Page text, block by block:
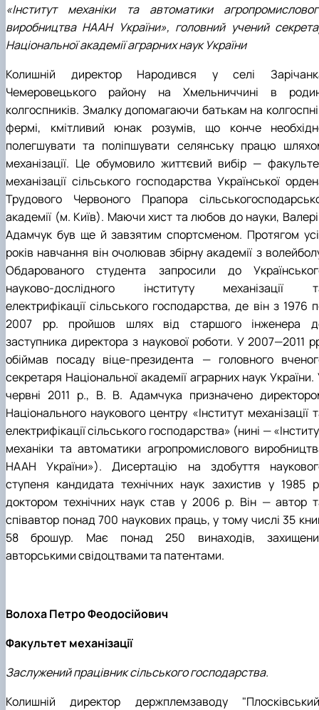
«Інститут механіки та автоматики
виробництва НААН України», головний учений
Національної академії аграрних наук України
Колишній директор Народився у селі
Чемеровецького району на Хмельниччині в
колгоспників. Змалку допомагаючи батькам на
фермі, кмітливий юнак розумів, що конче
полегшувати та поліпшувати селянську працю
механізації. Це обумовило життєвий вибір —
механізації сільського господарства Української
Трудового Червоного Прапора
академії (м. Київ). Маючи хист та любов до науки,
Адамчук був ще й завзятим спортсменом. Протягом
років навчання він очолював збірну академії з
Обдарованого студента запросили до
науково-дослідного інституту механізації
електрифікації сільського господарства, де він з 1976
2007 рр. пройшов шлях від старшого інженера
заступника директора з наукової роботи. У 2007—2011
обіймав посаду віце-президента — головного
секретаря Національної академії аграрних наук України.
червні 2011 р., В. В. Адамчука призначено
Національного наукового центру «Інститут механізації
електрифікації сільського господарства» (нині —
механіки та автоматики агропромислового
НААН України»). Дисертацію на здобуття
ступеня кандидата технічних наук захистив у 1985
доктором технічних наук став у 2006 р. Він — автор
співавтор понад 700 наукових праць, у тому числі 35
58 брошур. Має понад 250 винаходів,
авторськими свідоцтвами та патентами.
Волоха Петро Феодосійович
Факультет механізації
Заслужений працівник сільського господарства.
Колишній директор держплемзаводу